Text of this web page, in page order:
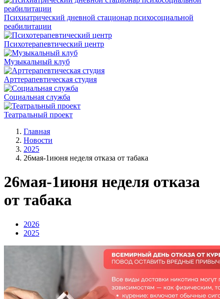
Психиатрический дневной стационар психосоциальной
реабилитации
Психотерапевтический центр
Музыкальный клуб
Арттерапевтическая студия
Социальная служба
Театральный проект
Главная
Новости
2025
26мая-1июня неделя отказа от табака
26мая-1июня неделя отказа
от табака
2026
2025